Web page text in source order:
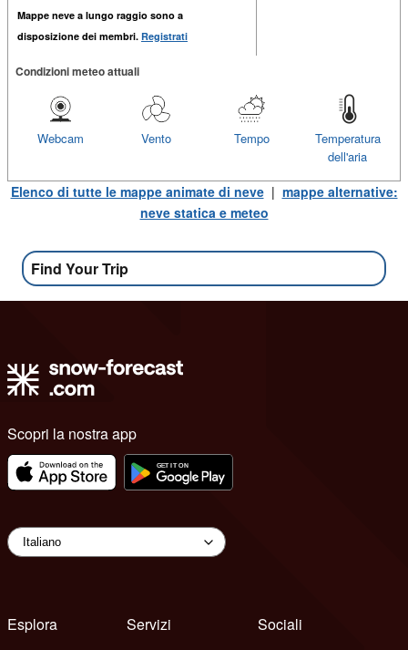
Mappe neve a lungo raggio sono a
disposizione dei membri. Registrati
Condizioni meteo attuali
Temperatura
dell'aria
Tempo
Vento
Webcam
Elenco di tutte le mappe animate di neve| mappe alternative:
neve statica e meteo
Find Your Trip
Scopri la nostra app
Esplora
Servizi
Sociali